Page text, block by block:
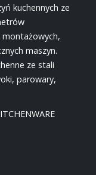
kuchennych ze
maszyn.
ze stali
parowary,